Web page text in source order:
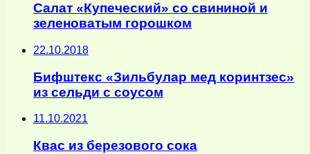
Салат «Купеческий» со свининой и
зеленоватым горошком
22.10.2018
Бифштекс «Зильбулар мед коринтзес»
из сельди с соусом
11.10.2021
Квас из березового сока